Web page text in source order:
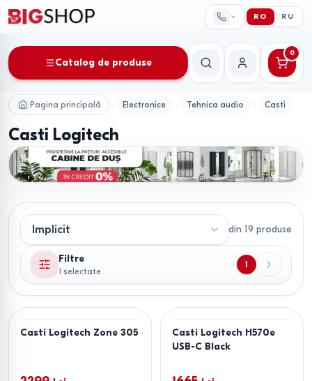
RO RU
Catalog de produse
CăutareContul meu
0
Pagina principală Electronice Tehnica audio Casti
Casti Logitech
din 19 produse
Filtre
1 selectate
1
Casti Logitech Zone 305
Casti Logitech H570e
USB-C Black